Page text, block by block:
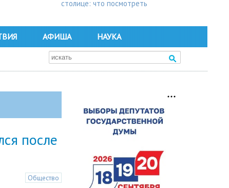
столице: что посмотреть
АФИША НАУКА
после
Общество